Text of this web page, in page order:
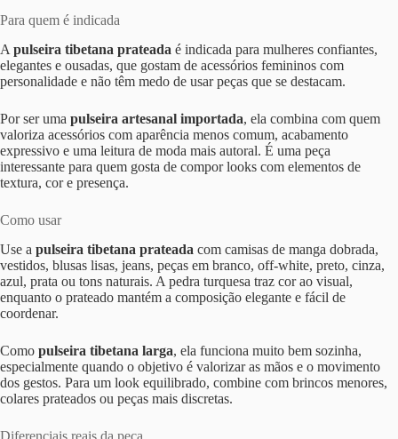
Para quem é indicada
A pulseira tibetana prateada é indicada para mulheres confiantes,
elegantes e ousadas, que gostam de acessórios femininos com
personalidade e não têm medo de usar peças que se destacam.
Por ser uma pulseira artesanal importada, ela combina com quem
valoriza acessórios com aparência menos comum, acabamento
expressivo e uma leitura de moda mais autoral. É uma peça
interessante para quem gosta de compor looks com elementos de
textura, cor e presença.
Como usar
Use a pulseira tibetana prateada com camisas de manga dobrada,
vestidos, blusas lisas, jeans, peças em branco, off-white, preto, cinza,
azul, prata ou tons naturais. A pedra turquesa traz cor ao visual,
enquanto o prateado mantém a composição elegante e fácil de
coordenar.
Como pulseira tibetana larga, ela funciona muito bem sozinha,
especialmente quando o objetivo é valorizar as mãos e o movimento
dos gestos. Para um look equilibrado, combine com brincos menores,
colares prateados ou peças mais discretas.
Diferenciais reais da peça